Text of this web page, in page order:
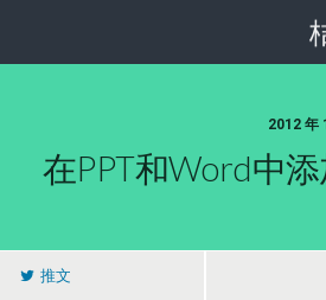
2012 年
在PPT和Word中
推文